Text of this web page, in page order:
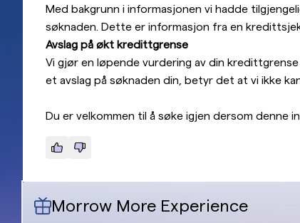
Med bakgrunn i informasjonen vi hadde
søknaden. Dette er informasjon fra en
Avslag på økt kredittgrense
Vi gjør en løpende vurdering av din
et avslag på søknaden din, betyr det at vi ikke
Du er velkommen til å søke igjen dersom denne
Morrow More Experience